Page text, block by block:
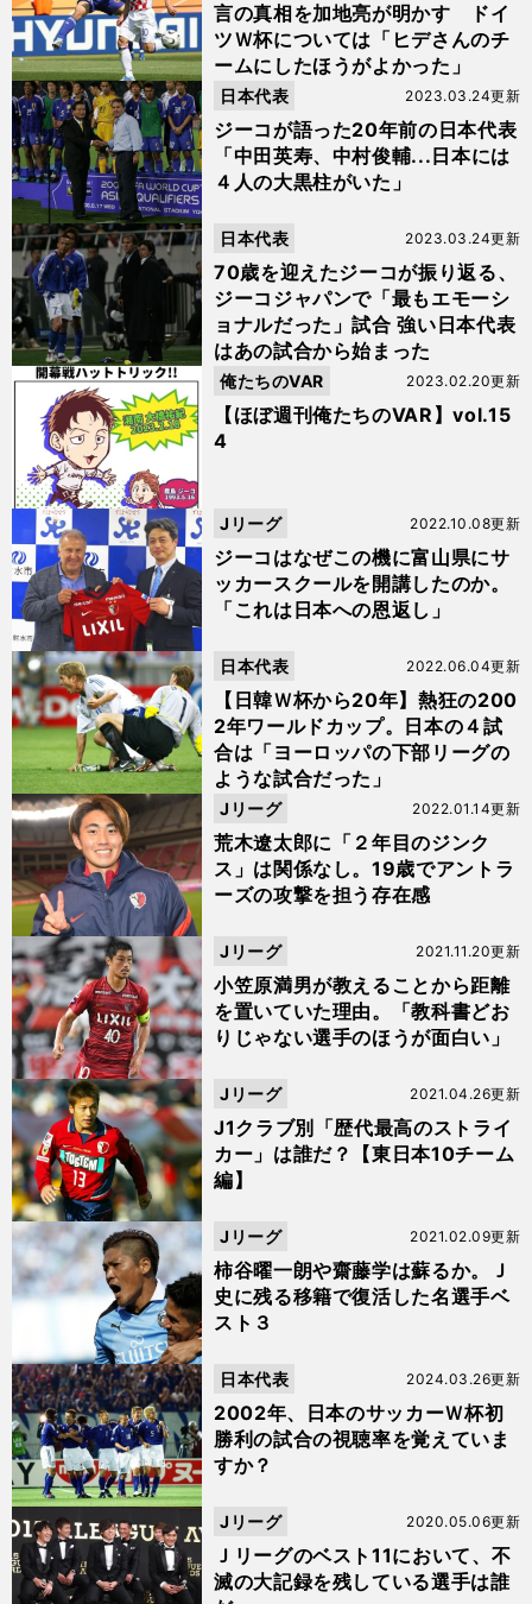
言の真相を加地亮が明かす ドイ
ツＷ杯については「ヒデさんのチ
ームにしたほうがよかった」
ジーコが語った20年前の日本代表
「中田英寿、中村俊輔...日本には
４人の大黒柱がいた」
2023.03.24更新
日本代表
70歳を迎えたジーコが振り返る、
ジーコジャパンで「最もエモーシ
ョナルだった」試合 強い日本代表
はあの試合から始まった
2023.03.24更新
日本代表
【ほぼ週刊俺たちのVAR】vol.15
4
2023.02.20更新
俺たちのVAR
ジーコはなぜこの機に富山県にサ
ッカースクールを開講したのか。
「これは日本への恩返し」
2022.10.08更新
Jリーグ
【日韓Ｗ杯から20年】熱狂の200
2年ワールドカップ。日本の４試
合は「ヨーロッパの下部リーグの
ような試合だった」
2022.06.04更新
日本代表
荒木遼太郎に「２年目のジンク
ス」は関係なし。19歳でアントラ
ーズの攻撃を担う存在感
2022.01.14更新
Jリーグ
小笠原満男が教えることから距離
を置いていた理由。「教科書どお
りじゃない選手のほうが面白い」
2021.11.20更新
Jリーグ
J1クラブ別「歴代最高のストライ
カー」は誰だ？【東日本10チーム
編】
2021.04.26更新
Jリーグ
柿谷曜一朗や齋藤学は蘇るか。Ｊ
史に残る移籍で復活した名選手ベ
スト３
2021.02.09更新
Jリーグ
2002年、日本のサッカーＷ杯初
勝利の試合の視聴率を覚えていま
すか？
2024.03.26更新
日本代表
Ｊリーグのベスト11において、不
滅の大記録を残している選手は誰
2020.05.06更新
Jリーグ